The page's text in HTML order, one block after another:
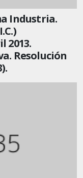
Industria.
2013.
Resolución